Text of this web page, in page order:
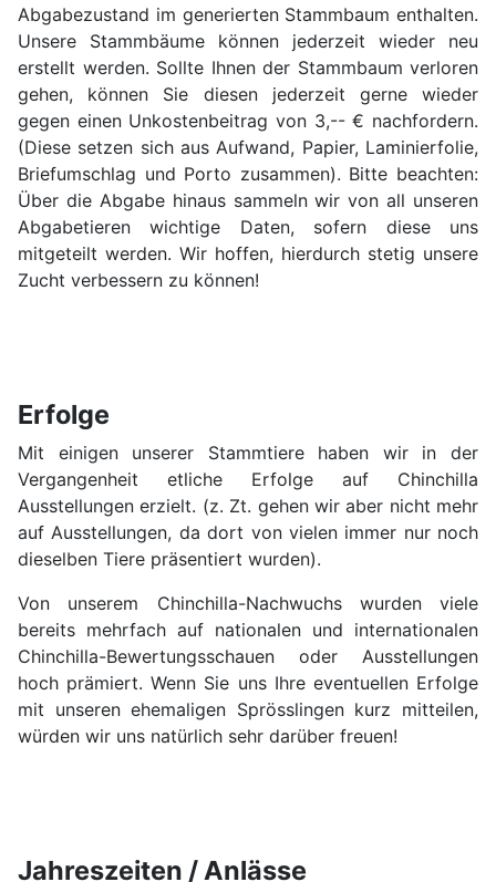
Abgabezustand im generierten Stammbaum enthalten.
Unsere Stammbäume können jederzeit wieder neu
erstellt werden. Sollte Ihnen der Stammbaum verloren
gehen, können Sie diesen jederzeit gerne wieder
gegen einen Unkostenbeitrag von 3,-- € nachfordern.
(Diese setzen sich aus Aufwand, Papier, Laminierfolie,
Briefumschlag und Porto zusammen). Bitte beachten:
Über die Abgabe hinaus sammeln wir von all unseren
Abgabetieren wichtige Daten, sofern diese uns
mitgeteilt werden. Wir hoffen, hierdurch stetig unsere
Zucht verbessern zu können!
Erfolge
Mit einigen unserer Stammtiere haben wir in der
Vergangenheit etliche Erfolge auf Chinchilla
Ausstellungen erzielt. (z. Zt. gehen wir aber nicht mehr
auf Ausstellungen, da dort von vielen immer nur noch
dieselben Tiere präsentiert wurden).
Von unserem Chinchilla-Nachwuchs wurden viele
bereits mehrfach auf nationalen und internationalen
Chinchilla-Bewertungsschauen oder Ausstellungen
hoch prämiert. Wenn Sie uns Ihre eventuellen Erfolge
mit unseren ehemaligen Sprösslingen kurz mitteilen,
würden wir uns natürlich sehr darüber freuen!
Jahreszeiten / Anlässe